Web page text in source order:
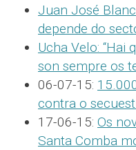
Juan José
depende do
Ucha Velo: “Hai
son sempre os
06-07-15:
contra o
17-06-15: Os
Santa Comba